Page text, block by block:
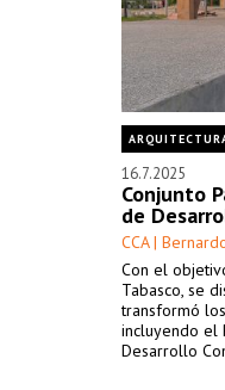
16.7.2025
Conjunto
de
CCA |
Con el
Tabasco, se
transformó
incluyendo el
Desarrollo